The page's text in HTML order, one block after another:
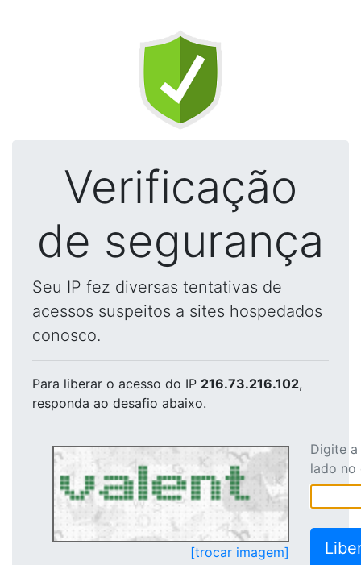
Verificação
de segurança
Seu IP fez diversas tentativas de
acessos suspeitos a sites hospedados
conosco.
Para liberar o acesso do IP 216.73.216.102,
responda ao desafio abaixo.
[trocar imagem]
Digite
lado no